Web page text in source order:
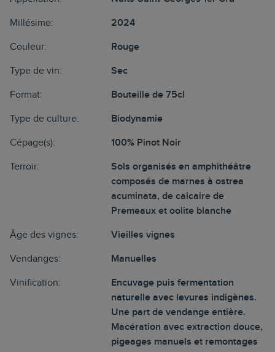
Millésime: 2024
Couleur: Rouge
Type de vin: Sec
Format: Bouteille de 75cl
Type de culture: Biodynamie
Cépage(s): 100% Pinot Noir
Terroir:
Sols organisés en amphithéâtre
composés de marnes à ostrea
acuminata, de calcaire de
Premeaux et oolite blanche
Âge des vignes: Vieilles vignes
Vendanges: Manuelles
Vinification:
Encuvage puis fermentation
naturelle avec levures indigènes.
Une part de vendange entière.
Macération avec extraction douce,
pigeages manuels et remontages